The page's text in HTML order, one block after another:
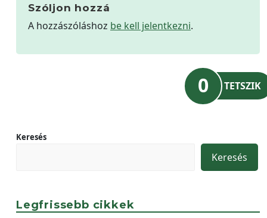
Szóljon hozzá
A hozzászóláshoz be kell jelentkezni.
0 TETSZIK
Keresés
Keresés
Legfrissebb cikkek